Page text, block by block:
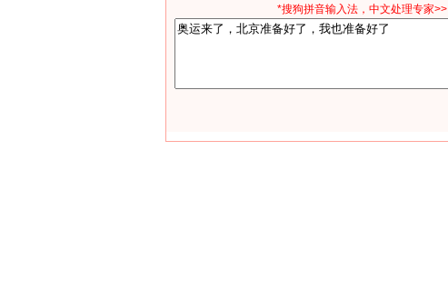
*搜狗拼音输入法，中文处理专家>>